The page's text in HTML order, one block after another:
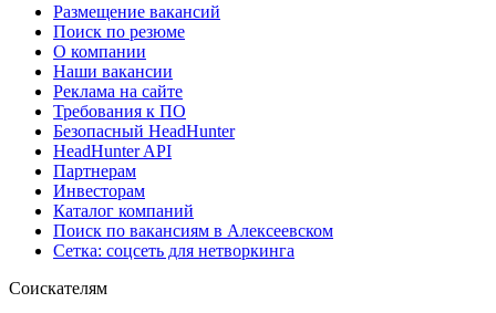
Размещение вакансий
Поиск по резюме
О компании
Наши вакансии
Реклама на сайте
Требования к ПО
Безопасный HeadHunter
HeadHunter API
Партнерам
Инвесторам
Каталог компаний
Поиск по вакансиям в Алексеевском
Сетка: соцсеть для нетворкинга
Соискателям